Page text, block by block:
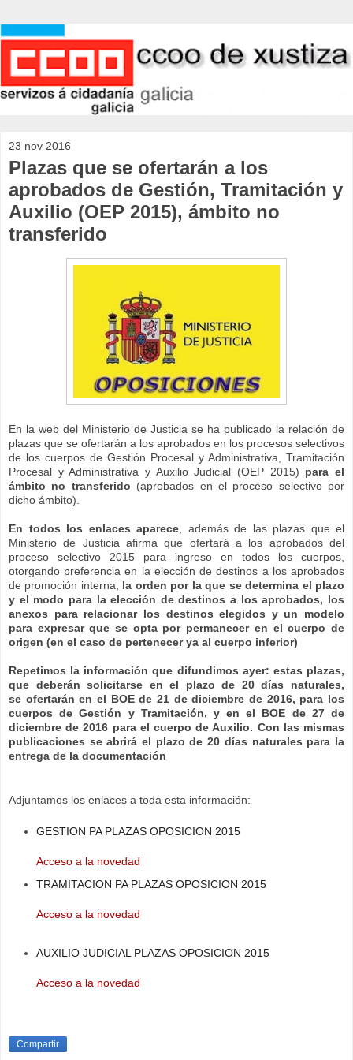
23 nov 2016
Plazas que se ofertarán a los
aprobados de Gestión, Tramitación y
Auxilio (OEP 2015), ámbito no
transferido
En la web del Ministerio de Justicia se ha publicado la relación de
plazas que se ofertarán a los aprobados en los procesos selectivos
de los cuerpos de Gestión Procesal y Administrativa, Tramitación
Procesal y Administrativa y Auxilio Judicial (OEP 2015) para el
ámbito no transferido (aprobados en el proceso selectivo por
dicho ámbito).
En todos los enlaces aparece, además de las plazas que el
Ministerio de Justicia afirma que ofertará a los aprobados del
proceso selectivo 2015 para ingreso en todos los cuerpos,
otorgando preferencia en la elección de destinos a los aprobados
de promoción interna, la orden por la que se determina el plazo
y el modo para la elección de destinos a los aprobados, los
anexos para relacionar los destinos elegidos y un modelo
para expresar que se opta por permanecer en el cuerpo de
origen (en el caso de pertenecer ya al cuerpo inferior)
Repetimos la información que difundimos ayer: estas plazas,
que deberán solicitarse en el plazo de 20 días naturales,
se ofertarán en el BOE de 21 de diciembre de 2016, para los
cuerpos de Gestión y Tramitación, y en el BOE de 27 de
diciembre de 2016 para el cuerpo de Auxilio. Con las mismas
publicaciones se abrirá el plazo de 20 días naturales para la
entrega de la documentación
Adjuntamos los enlaces a toda esta información:
GESTION PA PLAZAS OPOSICION 2015
Acceso a la novedad
TRAMITACION PA PLAZAS OPOSICION 2015
Acceso a la novedad
AUXILIO JUDICIAL PLAZAS OPOSICION 2015
Acceso a la novedad
Compartir